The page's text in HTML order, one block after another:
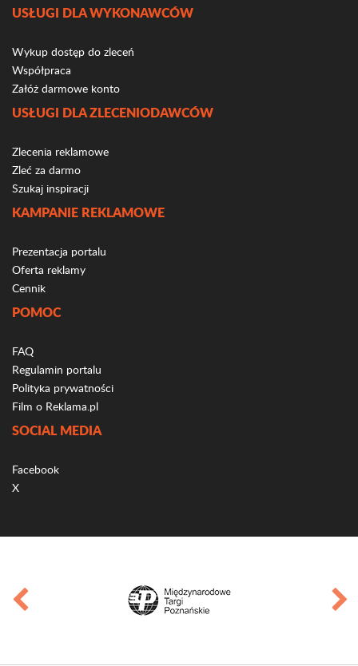
USŁUGI DLA WYKONAWCÓW
Wykup dostęp do zleceń
Współpraca
Załóż darmowe konto
USŁUGI DLA ZLECENIODAWCÓW
Zlecenia reklamowe
Zleć za darmo
Szukaj inspiracji
KAMPANIE REKLAMOWE
Prezentacja portalu
Oferta reklamy
Cennik
POMOC
FAQ
Regulamin portalu
Polityka prywatności
Film o Reklama.pl
SOCIAL MEDIA
Facebook
X